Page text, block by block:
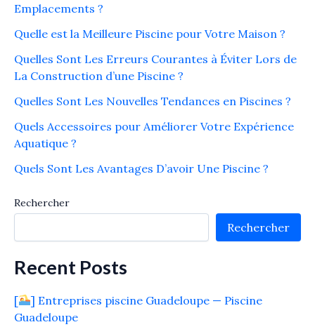
Emplacements ?
Quelle est la Meilleure Piscine pour Votre Maison ?
Quelles Sont Les Erreurs Courantes à Éviter Lors de
La Construction d’une Piscine ?
Quelles Sont Les Nouvelles Tendances en Piscines ?
Quels Accessoires pour Améliorer Votre Expérience
Aquatique ?
Quels Sont Les Avantages D’avoir Une Piscine ?
Rechercher
Rechercher
Recent Posts
[
] Entreprises piscine Guadeloupe — Piscine
Guadeloupe